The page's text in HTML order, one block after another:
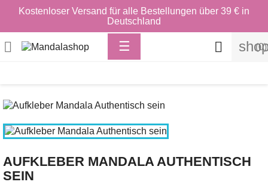
Kostenloser Versand für alle Bestellungen über 39 € in
Deutschland
 (0)

Toggle
navigation
☰
AUFKLEBER MANDALA AUTHENTISCH
SEIN